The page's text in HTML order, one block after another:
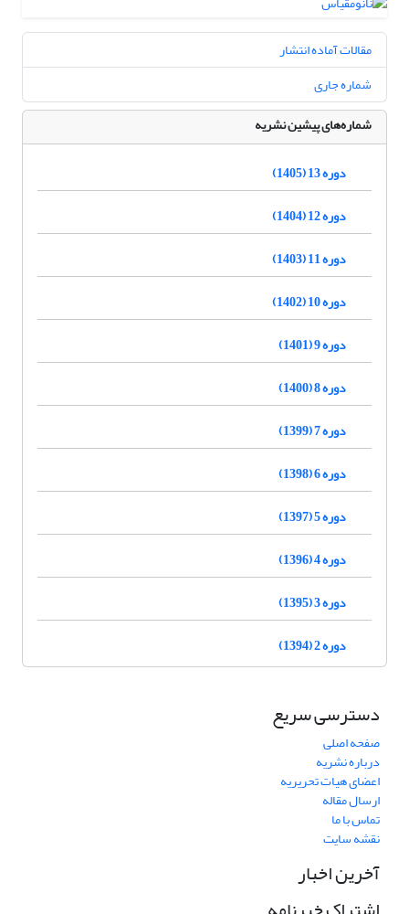
مقالات آماده انتشار
شماره جاری
شماره‌های پیشین نشریه
دوره 13 (1405)
دوره 12 (1404)
دوره 11 (1403)
دوره 10 (1402)
دوره 9 (1401)
دوره 8 (1400)
دوره 7 (1399)
دوره 6 (1398)
دوره 5 (1397)
دوره 4 (1396)
دوره 3 (1395)
دوره 2 (1394)
دسترسی سریع
صفحه اصلی
درباره نشریه
اعضای هیات تحریریه
ارسال مقاله
تماس با ما
نقشه سایت
آخرین اخبار